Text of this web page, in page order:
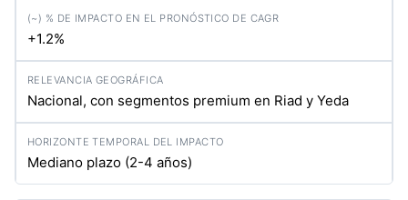
+1.2%
Nacional, con segmentos premium en Riad y Yeda
Mediano plazo (2-4 años)